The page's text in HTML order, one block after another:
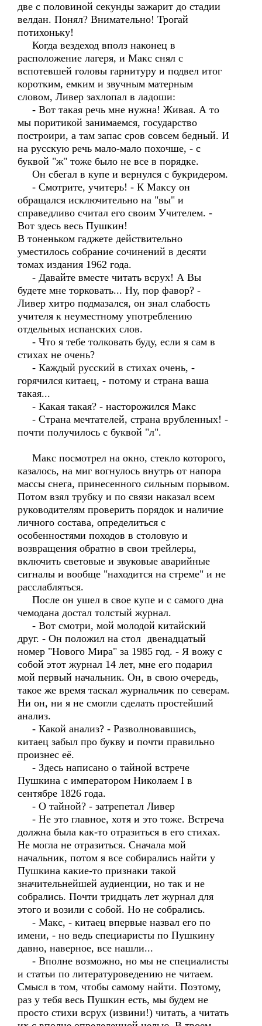
две с половиной секунды зажарит до стадии
велдан. Понял? Внимательно! Трогай
потихоньку!
Когда вездеход вполз наконец в
расположение лагеря, и Макс снял с
вспотевшей головы гарнитуру и подвел итог
коротким, емким и звучным матерным
словом, Ливер захлопал в ладоши:
- Вот такая речь мне нужна! Живая. А то
мы поритикой занимаемся, государство
построири, а там запас сров совсем бедный. И
на русскую речь мало-мало похочше, - с
буквой "ж" тоже было не все в порядке.
Он сбегал в купе и вернулся с букридером.
- Смотрите, учитерь! - К Максу он
обращался исключительно на "вы" и
справедливо считал его своим Учителем. -
Вот здесь весь Пушкин!
В тоненьком гаджете действительно
уместилось собрание сочинений в десяти
томах издания 1962 года.
- Давайте вместе читать всрух! А Вы
будете мне торковать... Ну, пор фавор? -
Ливер хитро подмазался, он знал слабость
учителя к неуместному употреблению
отдельных испанских слов.
- Что я тебе толковать буду, если я сам в
стихах не очень?
- Каждый русский в стихах очень, -
горячился китаец, - потому и страна ваша
такая...
- Какая такая? - насторожился Макс
- Страна мечтателей, страна врубленных! -
почти получилось с буквой "л".
Макс посмотрел на окно, стекло которого,
казалось, на миг вогнулось внутрь от напора
массы снега, принесенного сильным порывом.
Потом взял трубку и по связи наказал всем
руководителям проверить порядок и наличие
личного состава, определиться с
особенностями походов в столовую и
возвращения обратно в свои трейлеры,
включить световые и звуковые аварийные
сигналы и вообще "находится на стреме" и не
расслабляться.
После он ушел в свое купе и с самого дна
чемодана достал толстый журнал.
- Вот смотри, мой молодой китайский
друг. - Он положил на стол двенадцатый
номер "Нового Мира" за 1985 год. - Я вожу с
собой этот журнал 14 лет, мне его подарил
мой первый начальник. Он, в свою очередь,
такое же время таскал журнальчик по северам.
Ни он, ни я не смогли сделать простейший
анализ.
- Какой анализ? - Разволновавшись,
китаец забыл про букву и почти правильно
произнес её.
- Здесь написано о тайной встрече
Пушкина с императором Николаем I в
сентябре 1826 года.
- О тайной? - затрепетал Ливер
- Не это главное, хотя и это тоже. Встреча
должна была как-то отразиться в его стихах.
Не могла не отразиться. Сначала мой
начальник, потом я все собирались найти у
Пушкина какие-то признаки такой
значительнейшей аудиенции, но так и не
собрались. Почти тридцать лет журнал для
этого и возили с собой. Но не собрались.
- Макс, - китаец впервые назвал его по
имени, - но ведь специаристы по Пушкину
давно, наверное, все нашли...
- Вполне возможно, но мы не специалисты
и статьи по литературоведению не читаем.
Смысл в том, чтобы самому найти. Поэтому,
раз у тебя весь Пушкин есть, мы будем не
просто стихи всрух (извини!) читать, а читать